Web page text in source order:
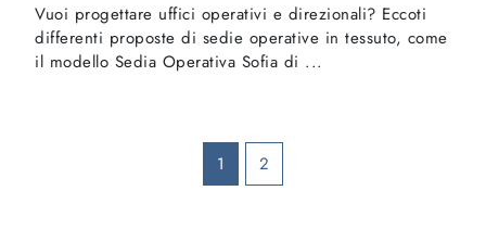
Vuoi progettare uffici operativi e direzionali? Eccoti
differenti proposte di sedie operative in tessuto, come
il modello Sedia Operativa Sofia di ...
1 2